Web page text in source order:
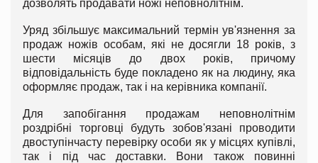
дозволять продавати ножі неповнолітнім.
Уряд збільшує максимальний термін ув'язнення за
продаж ножів особам, які не досягли 18 років, з
шести місяців до двох років, причому
відповідальність буде покладено як на людину, яка
оформляє продаж, так і на керівника компанії.
Для запобігання продажам неповнолітнім
роздрібні торговці будуть зобов'язані проводити
двоступінчасту перевірку особи як у місцях купівлі,
так і під час доставки. Вони також повинні